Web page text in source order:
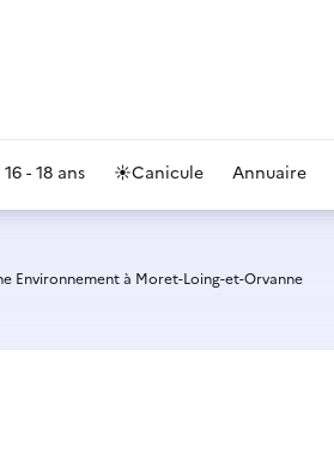
- 18 ans ☀️Canicule Annuaire
Environnement à Moret-Loing-et-Orvanne